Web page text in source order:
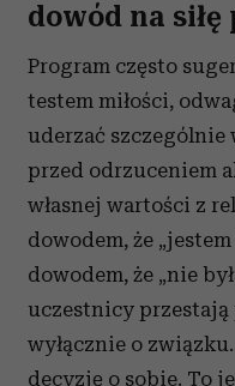
dowód na
Program często
testem miłości,
uderzać szczególnie
przed odrzuceniem
własnej wartości z
dowodem, że
dowodem, że „nie
uczestnicy
wyłącznie o
decyzję o sobie. To